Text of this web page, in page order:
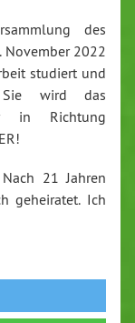
des
November 2022
studiert und
Sie wird das
in Richtung
21 Jahren
geheiratet. Ich